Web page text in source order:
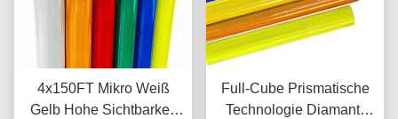
4x150FT Mikro Weiß
Gelb Hohe Sichtbarkeit
Full-Cube Prismatische
Technologie Diamant-